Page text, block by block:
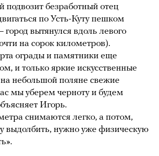
безработный отец
по Усть-Куту пешком
город вытянулся вдоль левого
на сорок километров).
ограды и памятники еще
и только яркие искусственные
небольшой поляне свежие
мы уберем черноту и будем
Игорь.
снимаются легко, а потом,
выдолбить, нужно уже физическую